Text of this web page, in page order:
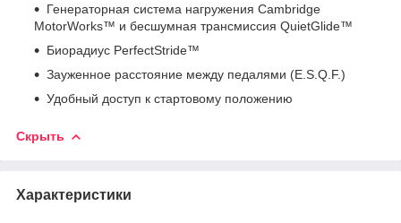
Генераторная система нагружения Cambridge
MotorWorks™ и бесшумная трансмиссия QuietGlide™
Биорадиус PerfectStride™
Зауженное расстояние между педалями (E.S.Q.F.)
Удобный доступ к стартовому положению
Скрыть
Характеристики